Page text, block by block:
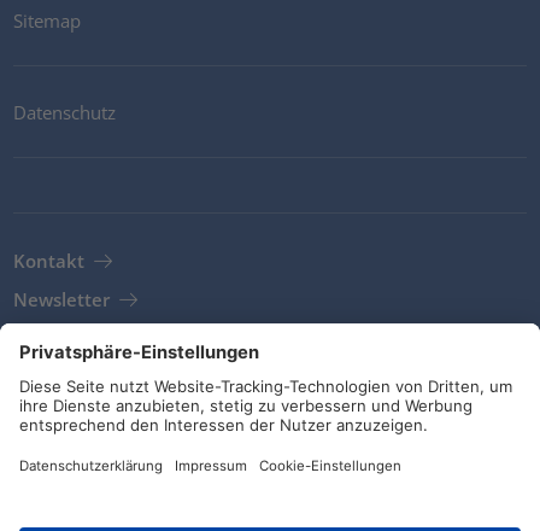
Sitemap
Datenschutz
Kontakt
Newsletter
AGB
Richtlinien und Bekentnisse
Soziale Medien